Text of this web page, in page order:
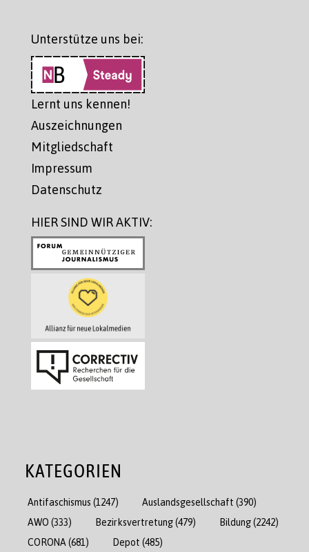
Unterstütze uns bei:
Lernt uns kennen!
Auszeichnungen
Mitgliedschaft
Impressum
Datenschutz
HIER SIND WIR AKTIV:
KATEGORIEN
Antifaschismus (1247) Auslandsgesellschaft (390)
AWO (333) Bezirksvertretung(479) Bildung(2242)
CORONA (681) Depot (485)